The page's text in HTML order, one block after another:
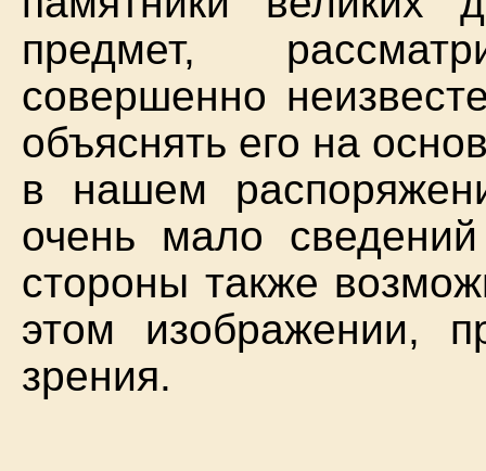
предмет,
совершенно
объяснять его на
в нашем
очень мало
стороны также
этом изображении,
зрения.